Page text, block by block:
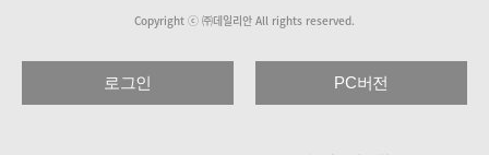
Copyright ⓒ ㈜데일리안 All rights reserved.
로그인 PC버전